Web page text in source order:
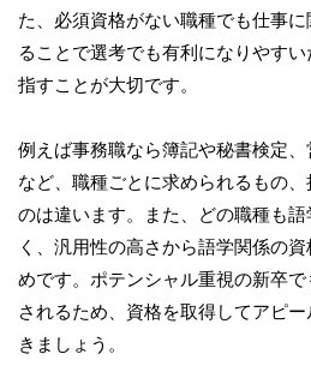
た、必須資格がない職種でも仕事
ることで選考でも有利になりやす
指すことが大切です。
例えば事務職なら簿記や秘書検定
など、職種ごとに求められるもの
のは違います。また、どの職種も
く、汎用性の高さから語学関係の
めです。ポテンシャル重視の新卒
されるため、資格を取得してアピ
きましょう。